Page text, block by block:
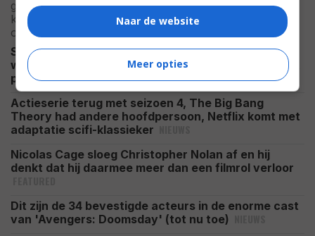
Sluit morgenavond om 23:45 uur op SBS 9 je
weekend af met een sciencefictionfilm die je op het
puntje van je stoel zetNIEUWS
Actieserie terug met seizoen 4, The Big Bang
Theory had andere hoofdpersoon, Netflix komt met
adaptatie scifi-klassieker
Nicolas Cage sloeg Christopher Nolan af en hij
denkt dat hij daarmee meer dan een filmrol verloor
Dit zijn de 34 bevestigde acteurs in de enorme cast
van 'Avengers: Doomsday' (tot nu toe)
Naar de website
Meer opties